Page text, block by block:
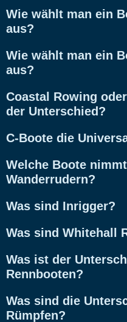
Wie wählt man ein
aus?
Wie wählt man ein
aus?
Coastal Rowing
der Unterschied?
C-Boote die
Welche Boote
Wanderrudern?
Was sind Inrigger?
Was sind Whitehall
Was ist der
Rennbooten?
Was sind die
Rümpfen?